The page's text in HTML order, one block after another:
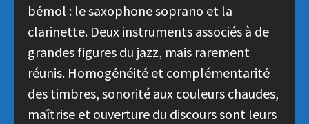
bémol : le saxophone soprano et la
clarinette. Deux instruments associés à de
grandes figures du jazz, mais rarement
réunis. Homogénéité et complémentarité
des timbres, sonorité aux couleurs chaudes,
maîtrise et ouverture du discours sont leurs